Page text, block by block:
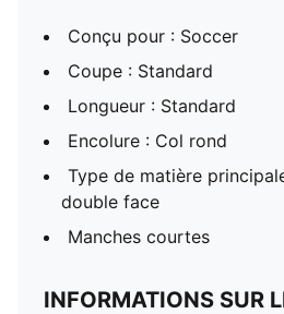
Conçu pour : Soccer
Coupe : Standard
Longueur : Standard
Encolure : Col rond
Type de matière
double face
Manches courtes
INFORMATIONS SUR